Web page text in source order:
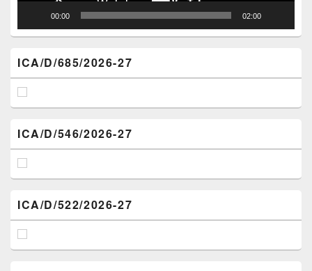
00:00 02:00
ICA/D/685/2026-27
ICA/D/546/2026-27
ICA/D/522/2026-27